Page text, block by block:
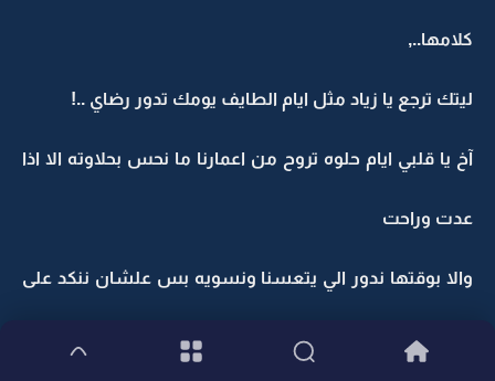
كلامها..,
ليتك ترجع يا زياد مثل ايام الطايف يومك تدور رضاي ..!
آخ يا قلبي ايام حلوه تروح من اعمارنا ما نحس بحلاوته الا اذا
عدت وراحت
والا بوقتها ندور الي يتعسنا ونسويه بس علشان ننكد على